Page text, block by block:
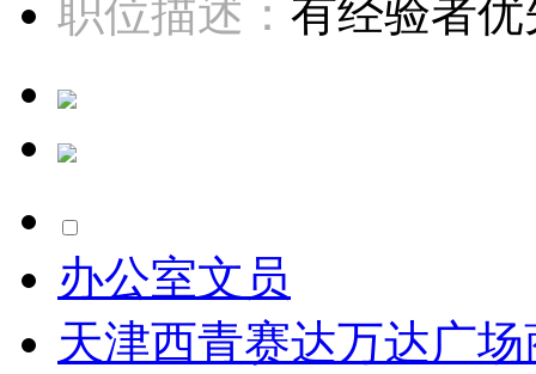
职位描述： 有经验者优
办公室文员
天津西青赛达万达广